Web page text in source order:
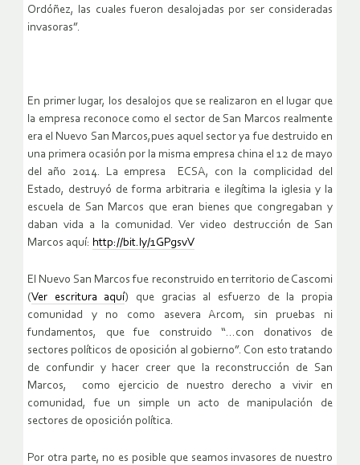
Ordóñez, las cuales fueron desalojadas por ser consideradas
invasoras”.
En primer lugar, los desalojos que se realizaron en el lugar que
la empresa reconoce como el sector de San Marcos realmente
era el Nuevo San Marcos,pues aquel sector ya fue destruido en
una primera ocasión por la misma empresa china el 12 de mayo
del año 2014. La empresa ECSA, con la complicidad del
Estado, destruyó de forma arbitraria e ilegítima la iglesia y la
escuela de San Marcos que eran bienes que congregaban y
daban vida a la comunidad. Ver video destrucción de San
Marcos aquí: http://bit.ly/1GPgsvV
El Nuevo San Marcos fue reconstruido en territorio de Cascomi
(Ver escritura aquí) que gracias al esfuerzo de la propia
comunidad y no como asevera Arcom, sin pruebas ni
fundamentos, que fue construido “…con donativos de
sectores políticos de oposición al gobierno”. Con esto tratando
de confundir y hacer creer que la reconstrucción de San
Marcos, como ejercicio de nuestro derecho a vivir en
comunidad, fue un simple un acto de manipulación de
sectores de oposición política.
Por otra parte, no es posible que seamos invasores de nuestro